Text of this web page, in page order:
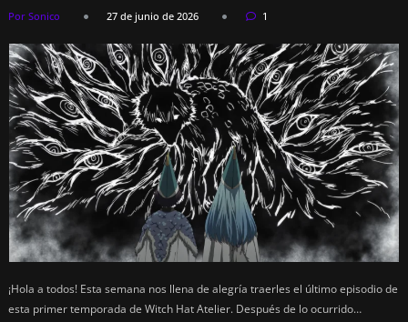
Por Sonico 27 de junio de 2026 1
¡Hola a todos! Esta semana nos llena de alegría traerles el último episodio de
esta primer temporada de Witch Hat Atelier. Después de lo ocurrido…